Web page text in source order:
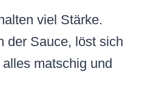
viel Stärke.
der Sauce, löst sich
matschig und